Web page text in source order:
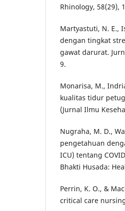
Rhinology, 58(29),
Martyastuti, N. E.,
dengan tingkat
gawat darurat.
9.
Monarisa, M.,
kualitas tidur
(Jurnal Ilmu
Nugraha, M. D.,
pengetahuan
ICU) tentang
Bhakti Husada:
Perrin, K. O., &
critical care